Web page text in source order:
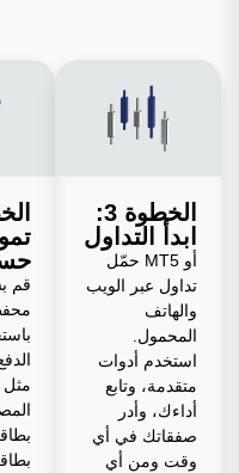
قم
مثل
الخطوة 3:
ابدأ التداول
حمّل MT5 أو
تداول عبر الويب
والهاتف
المحمول.
استخدم أدوات
متقدمة، وتابع
أداءك، وأدر
صفقاتك في أي
وقت ومن أي